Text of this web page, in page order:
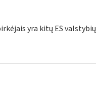
yra kitų ES valstybių